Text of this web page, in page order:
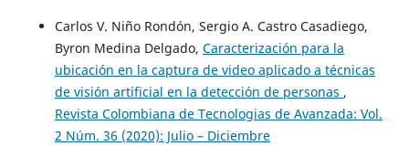
Carlos V. Niño Rondón, Sergio A. Castro Casadiego,
Byron Medina Delgado, Caracterización para la
ubicación en la captura de video aplicado a técnicas
de visión artificial en la detección de personas ,
Revista Colombiana de Tecnologias de Avanzada: Vol.
2 Núm. 36 (2020): Julio – Diciembre